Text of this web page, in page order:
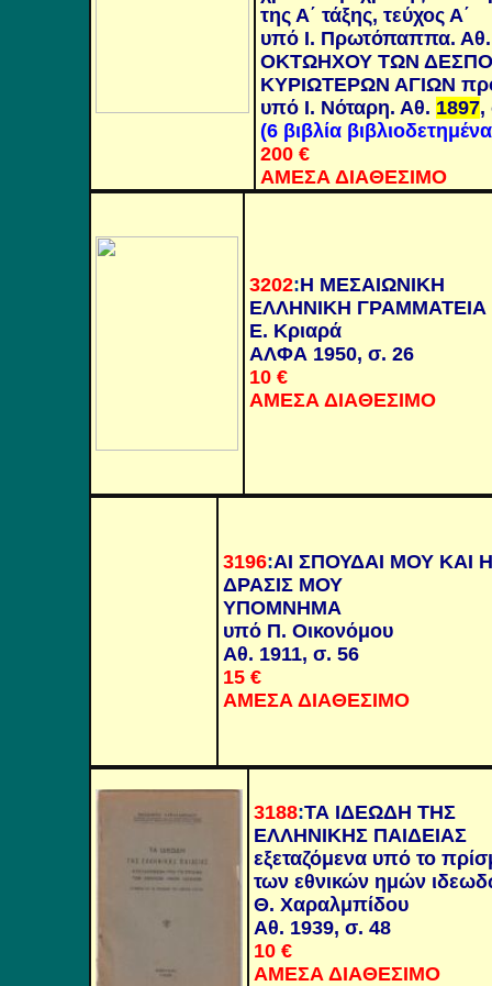
της Α΄ τάξης, τεύχος Α΄
υπό Ι. Πρωτόπαππα.
ΟΚΤΩΗΧΟΥ ΤΩΝ
ΚΥΡΙΩΤΕΡΩΝ ΑΓΙΩΝ
υπό Ι. Νόταρη. Αθ. 1897,
(6 βιβλία βιβλιοδετημένα
200€
ΑΜΕΣΑ ΔΙΑΘΕΣΙΜΟ
3202:Η ΜΕΣΑΙΩΝΙΚΗ
ΕΛΛΗΝΙΚΗ ΓΡΑΜΜΑΤΕΙΑ
Ε. Κριαρά
ΑΛΦΑ1950, σ. 26
10 €
ΑΜΕΣΑ ΔΙΑΘΕΣΙΜΟ
3196:ΑΙ ΣΠΟΥΔΑΙ ΜΟΥ ΚΑΙ Η
ΔΡΑΣΙΣ ΜΟΥ
ΥΠΟΜΝΗΜΑ
υπό Π. Οικονόμου
Αθ. 1911, σ. 56
15 €
ΑΜΕΣΑ ΔΙΑΘΕΣΙΜΟ
3188:ΤΑ ΙΔΕΩΔΗ ΤΗΣ
ΕΛΛΗΝΙΚΗΣ ΠΑΙΔΕΙΑΣ
εξεταζόμενα υπό το
των εθνικών ημών
Θ. Χαραλμπίδου
Αθ. 1939, σ. 48
10 €
ΑΜΕΣΑ ΔΙΑΘΕΣΙΜΟ